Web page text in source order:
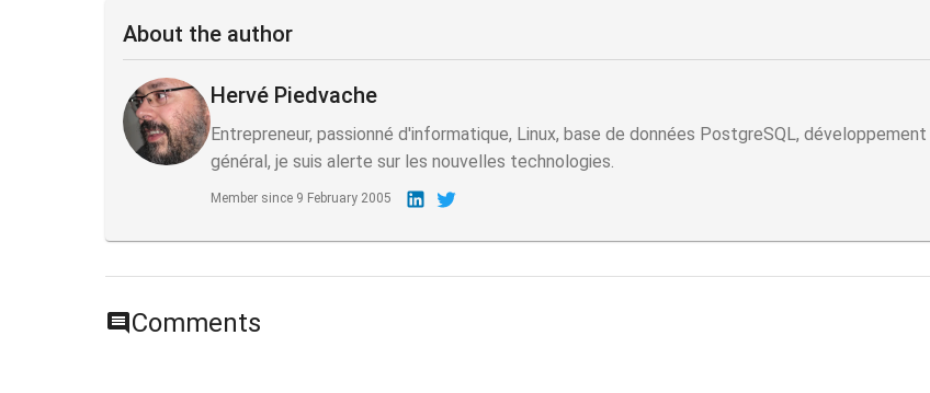
About the author
Hervé Piedvache
Entrepreneur, passionné d'informatique, Linux, base de données PostgreSQL,
général, je suis alerte sur les nouvelles technologies.
Member since 9 February 2005
Comments